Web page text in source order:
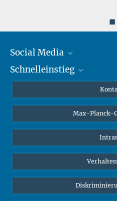
◼
Social Media
Mastodon
Schnelleinstieg
Studierende
Schüler*innen
Öffentlichkeit
Alumnae | Alumni
Max-Planck-